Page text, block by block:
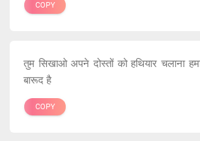
COPY
तुम सिखाओ अपने दोस्तों को हथियार चलाना
बारूद है
COPY